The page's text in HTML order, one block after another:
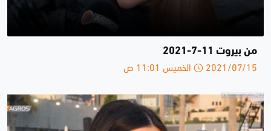
من بيروت 11-7-2021
2021/07/15 الخميس 11:01 ص